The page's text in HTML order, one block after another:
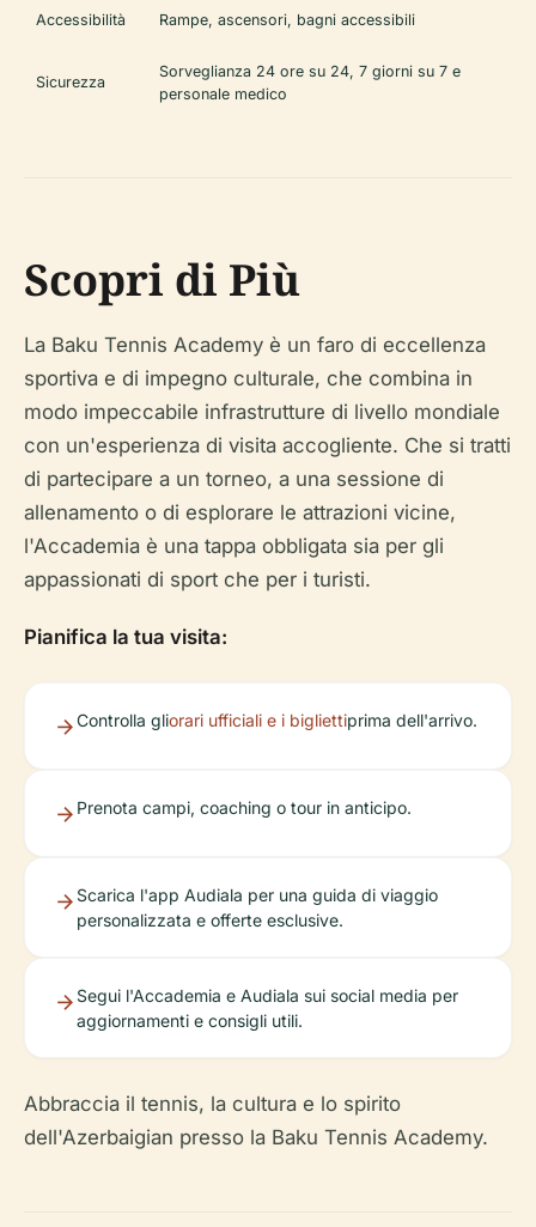
Accessibilità Rampe, ascensori, bagni accessibili
Sicurezza
Sorveglianza 24 ore su 24, 7 giorni su 7 e
personale medico
Scopri di Più
La Baku Tennis Academy è un faro di eccellenza
sportiva e di impegno culturale, che combina in
modo impeccabile infrastrutture di livello mondiale
con un'esperienza di visita accogliente. Che si tratti
di partecipare a un torneo, a una sessione di
allenamento o di esplorare le attrazioni vicine,
l'Accademia è una tappa obbligata sia per gli
appassionati di sport che per i turisti.
Pianifica la tua visita:
Controlla gliorari ufficiali e i bigliettiprima dell'arrivo.
Prenota campi, coaching o tour in anticipo.
Scarica l'app Audiala per una guida di viaggio
personalizzata e offerte esclusive.
Segui l'Accademia e Audiala sui social media per
aggiornamenti e consigli utili.
Abbraccia il tennis, la cultura e lo spirito
dell'Azerbaigian presso la Baku Tennis Academy.